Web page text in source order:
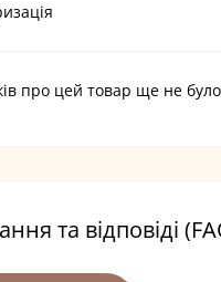
про цей товар ще не
та відповіді